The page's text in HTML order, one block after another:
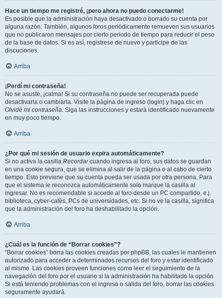
Hace un tiempo me registré, ¡pero ahora no puedo conectarme!
Es posible que la administración haya desactivado o borrado su cuenta por
alguna razón. También, algunos foros periódicamente remueven sus usuarios
que no publicaron mensajes por cierto periodo de tiempo para reducir el peso
de la base de datos. Si es así, registrese de nuevo y participe de las
discuciones.
Arriba
¡Perdí mi contraseña!
No se asuste, ¡calma! Si su contraseña no puede ser recuperada puede
desactivarla o cambiarla. Visite la página de ingreso (login) y haga clic en
Olvidé mi contraseña. Siga las instrucciones y estará identificado nuevamente
en muy poco tiempo.
Arriba
¿Por qué mi sesión de usuario expira automáticamente?
Si no activa la casilla Recordarcuando ingresa al foro, sus datos se guardan
en una cookie segura, que se elimina al salir de la página o al cabo de cierto
tiempo. Esto previene que su cuenta pueda ser usada por otra persona. Para
que el sistema le reconozca automáticamente solo marque la casilla al
ingresar. No es recomendable si accede al foro desde un PC compartido, e.j.
biblioteca, cyber-cafés, PCs de universidades, etc. Si no ve la casilla, significa
que la administración del foro ha deshabilitado la opción.
Arriba
¿Cuál es la función de “Borrar cookies”?
“Borrar cookies” borra las cookies creadas por phpBB, las cuales le mantienen
autorizado para acceder a determinados recursos del foro y estar identificado
al mismo. Las cookies proveen funciones como leer el seguimiento de la
navegación del foro por el usuario si la administración ha habilitado la opción.
Si está teniendo problemas con el ingreso o salida del foro, borrar las cookies
seguramente ayudará.